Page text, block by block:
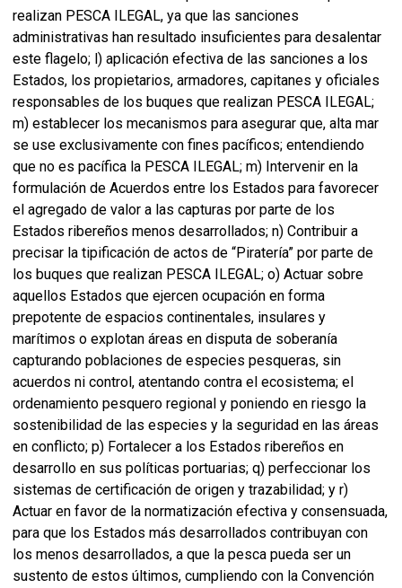
realizan PESCA ILEGAL, ya que las sanciones
administrativas han resultado insuficientes para desalentar
este flagelo; l) aplicación efectiva de las sanciones a los
Estados, los propietarios, armadores, capitanes y oficiales
responsables de los buques que realizan PESCA ILEGAL;
m) establecer los mecanismos para asegurar que, alta mar
se use exclusivamente con fines pacíficos; entendiendo
que no es pacífica la PESCA ILEGAL; m) Intervenir en la
formulación de Acuerdos entre los Estados para favorecer
el agregado de valor a las capturas por parte de los
Estados ribereños menos desarrollados; n) Contribuir a
precisar la tipificación de actos de “Piratería” por parte de
los buques que realizan PESCA ILEGAL; o) Actuar sobre
aquellos Estados que ejercen ocupación en forma
prepotente de espacios continentales, insulares y
marítimos o explotan áreas en disputa de soberanía
capturando poblaciones de especies pesqueras, sin
acuerdos ni control, atentando contra el ecosistema; el
ordenamiento pesquero regional y poniendo en riesgo la
sostenibilidad de las especies y la seguridad en las áreas
en conflicto; p) Fortalecer a los Estados ribereños en
desarrollo en sus políticas portuarias; q) perfeccionar los
sistemas de certificación de origen y trazabilidad; y r)
Actuar en favor de la normatización efectiva y consensuada,
para que los Estados más desarrollados contribuyan con
los menos desarrollados, a que la pesca pueda ser un
sustento de estos últimos, cumpliendo con la Convención